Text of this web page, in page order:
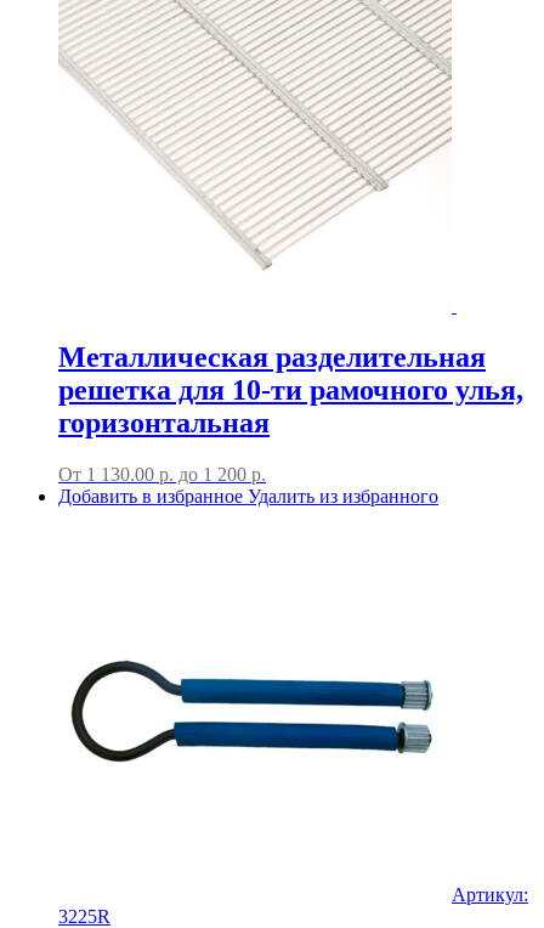
Металлическая разделительная
решетка для 10-ти рамочного улья,
горизонтальная
От 1 130.00 р. до 1 200 р.
Добавить в избранное Удалить из избранного
Артикул:
3225R